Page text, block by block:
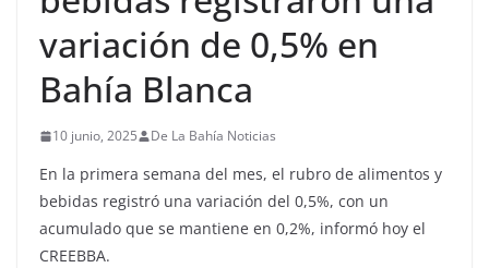
variación de 0,5% en
Bahía Blanca
10 junio, 2025 De La Bahía Noticias
En la primera semana del mes, el rubro de alimentos y
bebidas registró una variación del 0,5%, con un
acumulado que se mantiene en 0,2%, informó hoy el
CREEBBA.